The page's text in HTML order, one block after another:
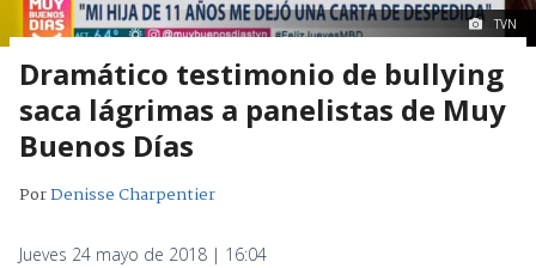
TVN
Dramático testimonio de bullying
saca lágrimas a panelistas de Muy
Buenos Días
PorDenisse Charpentier
Jueves 24 mayo de 2018 | 16:04